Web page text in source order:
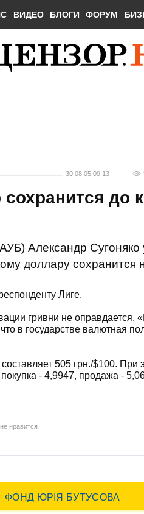
ВИДЕО БЛОГИ ФОРУМ
30.08.05 09:13
до
Александр Сугоняко
доллару сохранится
Лиге.
гривни не оправдается.
в государстве валютная
505 грн./$100. При
- 4,9947, продажа -
нравится